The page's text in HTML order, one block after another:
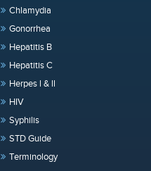
Chlamydia
Gonorrhea
Hepatitis B
Hepatitis C
Herpes l & ll
HIV
Syphilis
STD Guide
Terminology